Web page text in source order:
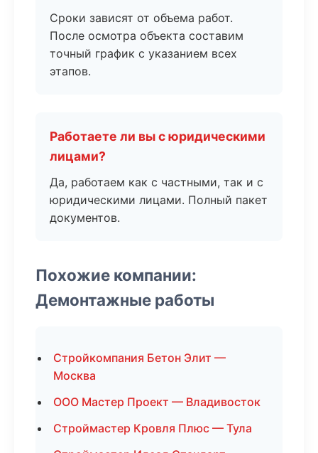
Сроки зависят от объема работ.
После осмотра объекта составим
точный график с указанием всех
этапов.
Работаете ли вы с юридическими
лицами?
Да, работаем как с частными, так и с
юридическими лицами. Полный пакет
документов.
Похожие компании:
Демонтажные работы
Стройкомпания Бетон Элит —
Москва
ООО Мастер Проект — Владивосток
Строймастер Кровля Плюс — Тула